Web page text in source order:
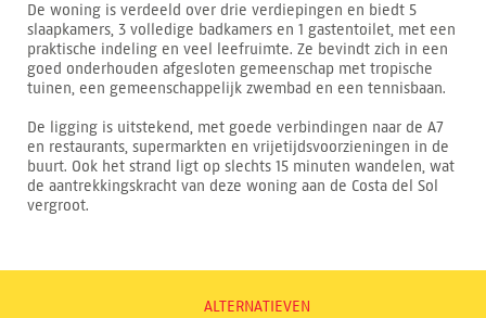
De woning is verdeeld over drie verdiepingen en biedt 5
slaapkamers, 3 volledige badkamers en 1 gastentoilet, met een
praktische indeling en veel leefruimte. Ze bevindt zich in een
goed onderhouden afgesloten gemeenschap met tropische
tuinen, een gemeenschappelijk zwembad en een tennisbaan.
De ligging is uitstekend, met goede verbindingen naar de A7
en restaurants, supermarkten en vrijetijdsvoorzieningen in de
buurt. Ook het strand ligt op slechts 15 minuten wandelen, wat
de aantrekkingskracht van deze woning aan de Costa del Sol
vergroot.
ALTERNATIEVEN